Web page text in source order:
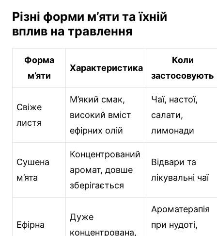
Різні форми м’яти та їхній
вплив на травлення
Форма
м’яти
Характеристика
Коли
застосовують
Свіже
листя
М’який смак,
високий вміст
ефірних олій
Чаї, настої,
салати,
лимонади
Сушена
м’ята
Концентрований
аромат, довше
зберігається
Відвари та
лікувальні чаї
Ефірна
Дуже
концентрована,
Ароматерапія
при нудоті,